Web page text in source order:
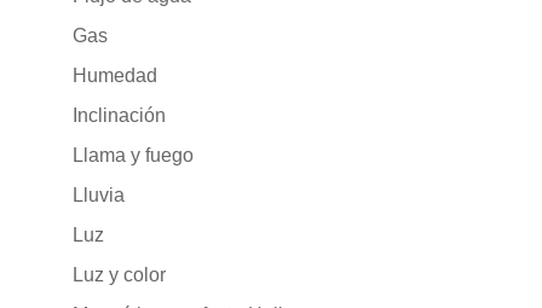
Gas
Humedad
Inclinación
Llama y fuego
Lluvia
Luz
Luz y color